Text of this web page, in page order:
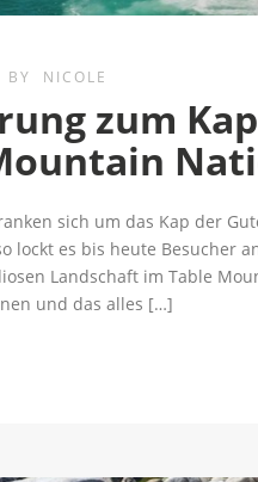
BY NICOLE
zum
sich um das Kap der
lockt es bis heute Besucher
Landschaft im Table
und das alles […]